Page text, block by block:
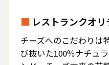
■ レストランクオ
チーズへのこだわりは
び抜いた100％ナチュ